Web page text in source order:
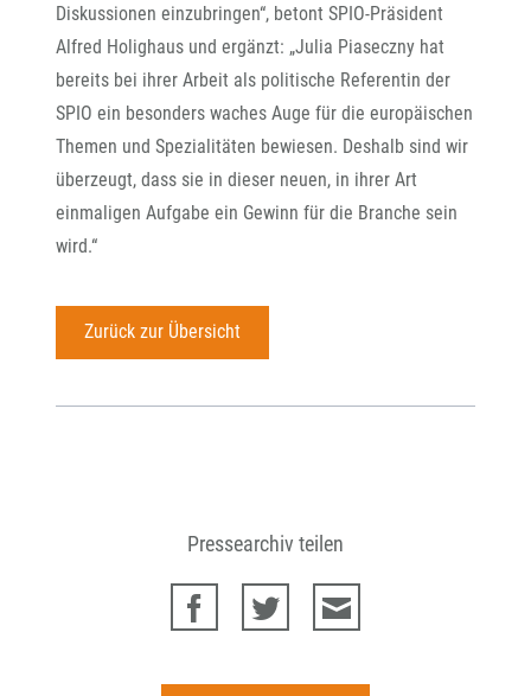
Diskussionen einzubringen“, betont SPIO-Präsident
Alfred Holighaus und ergänzt: „Julia Piaseczny hat
bereits bei ihrer Arbeit als politische Referentin der
SPIO ein besonders waches Auge für die europäischen
Themen und Spezialitäten bewiesen. Deshalb sind wir
überzeugt, dass sie in dieser neuen, in ihrer Art
einmaligen Aufgabe ein Gewinn für die Branche sein
wird.“
Zurück zur Übersicht
Pressearchiv teilen